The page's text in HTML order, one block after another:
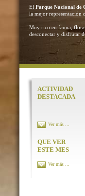
El Parque Nacional de
la mejor representación
Muy rico en fauna, flora
desconectar y disfrutar
ACTIVIDAD
DESTACADA
Ver más ...
QUE VER
ESTE MES
Ver más ...